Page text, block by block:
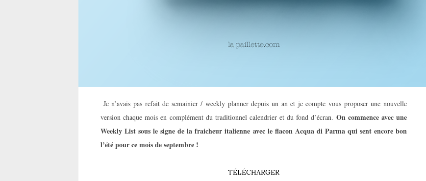
Je n’avais pas refait de semainier / weekly planner depuis un an et je compte vous proposer une nouvelle
version chaque mois en complément du traditionnel calendrier et du fond d’écran. On commence avec une
Weekly List sous le signe de la fraicheur italienne avec le flacon Acqua di Parma qui sent encore bon
l’été pour ce mois de septembre !
TÉLÉCHARGER